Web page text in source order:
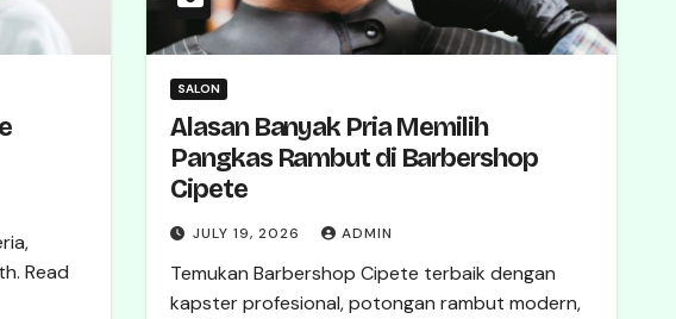
Read
SALON
Alasan Banyak Pria Memilih
Pangkas Rambut di Barbershop
Cipete
JULY 19, 2026 ADMIN
Temukan Barbershop Cipete terbaik dengan
kapster profesional, potongan rambut modern,